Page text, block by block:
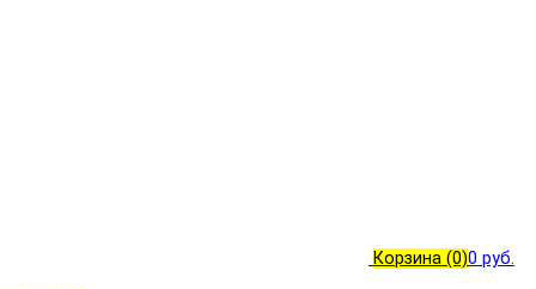
Корзина (0)0 руб.